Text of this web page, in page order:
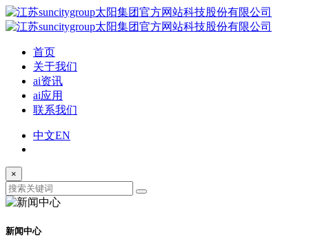
首页
关于我们
ai资讯
ai应用
联系我们
中文EN
×
新闻中心